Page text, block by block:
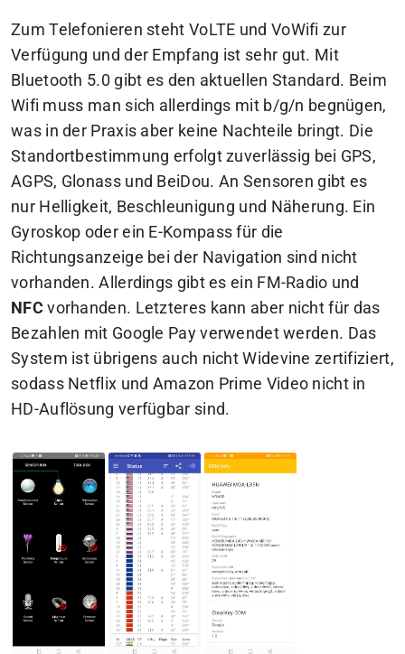
Zum Telefonieren steht VoLTE und VoWifi zur
Verfügung und der Empfang ist sehr gut. Mit
Bluetooth 5.0 gibt es den aktuellen Standard. Beim
Wifi muss man sich allerdings mit b/g/n begnügen,
was in der Praxis aber keine Nachteile bringt. Die
Standortbestimmung erfolgt zuverlässig bei GPS,
AGPS, Glonass und BeiDou. An Sensoren gibt es
nur Helligkeit, Beschleunigung und Näherung. Ein
Gyroskop oder ein E-Kompass für die
Richtungsanzeige bei der Navigation sind nicht
vorhanden. Allerdings gibt es ein FM-Radio und
NFCvorhanden. Letzteres kann aber nicht für das
Bezahlen mit Google Pay verwendet werden. Das
System ist übrigens auch nicht Widevine zertifiziert,
sodass Netflix und Amazon Prime Video nicht in
HD-Auflösung verfügbar sind.